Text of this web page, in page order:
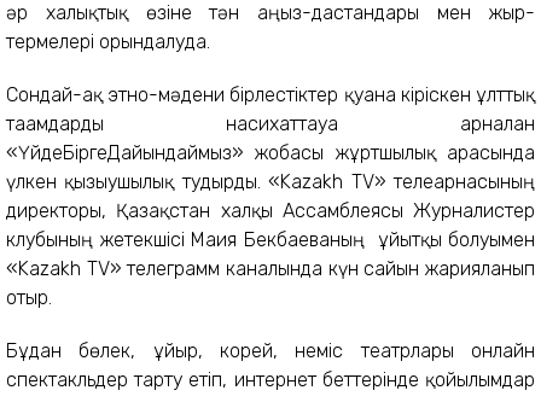
әр халықтық өзіне тән аңыз-дастандары мен жыр-
термелері орындалуда.
Сондай-ақ этно-мәдени бірлестіктер қуана кіріскен ұлттық
тағамдарды насихаттауға арналған
«ҮйдеБіргеДайындаймыз» жобасы жұртшылық арасында
үлкен қызығушылық тудырды. «Kazakh TV» телеарнасының
директоры, Қазақстан халқы Ассамблеясы Журналистер
клубының жетекшісі Маия Бекбаеваның ұйытқы болуымен
«Kazakh TV» телеграмм каналында күн сайын жарияланып
отыр.
Бұдан бөлек, ұйғыр, корей, неміс театрлары онлайн
спектакльдер тарту етіп, интернет беттерінде қойылымдар